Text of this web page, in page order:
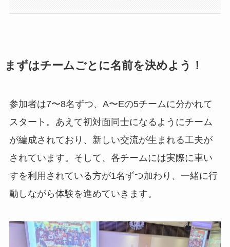
まずはチームごとに名前を決めよう！
参加者は7〜8名ずつ、A〜Eの5チームに分かれて
スタート。あえて初対面同士になるようにチーム
が編成されており、新しい交流が生まれる工夫が
されています。そして、各チームには実際に車い
すを利用されている方が1名ずつ加わり、一緒に行
動しながら体験を進めていきます。